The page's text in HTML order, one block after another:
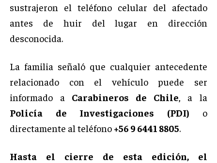
sustrajeron el teléfono celular del afectado
antes de huir del lugar en dirección
desconocida.
La familia señaló que cualquier antecedente
relacionado con el vehículo puede ser
informado a Carabineros de Chile , a la
Policía de Investigaciones (PDI) o
directamente al teléfono +56 9 6441 8805.
Hasta el cierre de esta edición, el